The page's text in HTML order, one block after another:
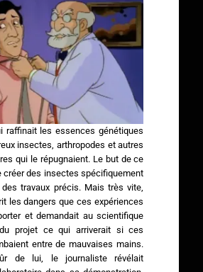
raffinait les essences génétiques
insectes, arthropodes et autres
qui le répugnaient. Le but de ce
créer des insectes spécifiquement
travaux précis. Mais très vite,
les dangers que ces expériences
et demandait au scientifique
projet ce qui arriverait si ces
entre de mauvaises mains.
de lui, le journaliste révélait